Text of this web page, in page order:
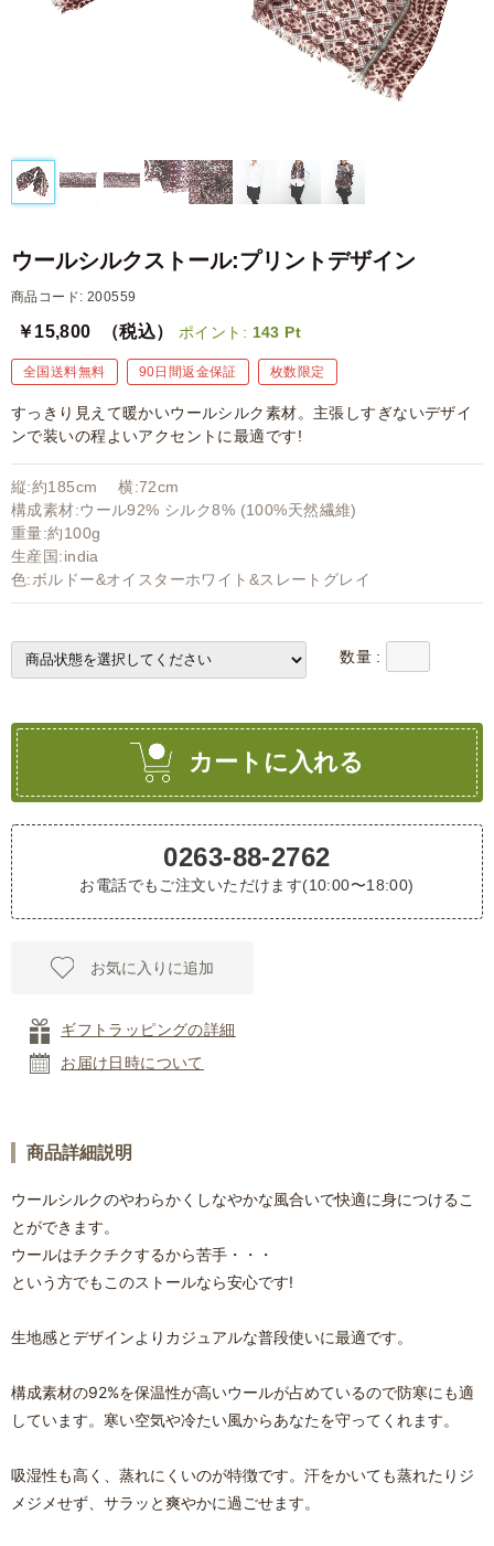
ウールシルクストール:プリントデザイン
商品コード: 200559
￥15,800 （税込） ポイント: 143 Pt
全国送料無料 90日間返金保証 枚数限定
すっきり見えて暖かいウールシルク素材。主張しすぎないデザイ
ンで装いの程よいアクセントに最適です!
縦:約185cm 横:72cm
構成素材:ウール92% シルク8% (100%天然繊維)
重量:約100g
生産国:india
色:ボルドー&オイスターホワイト&スレートグレイ
数量 :
カートに入れる
0263-88-2762
お電話でもご注文いただけます(10:00〜18:00)
お気に入りに追加
ギフトラッピングの詳細
お届け日時について
商品詳細説明
ウールシルクのやわらかくしなやかな風合いで快適に身につけるこ
とができます。
ウールはチクチクするから苦手・・・
という方でもこのストールなら安心です!
生地感とデザインよりカジュアルな普段使いに最適です。
構成素材の92%を保温性が高いウールが占めているので防寒にも適
しています。寒い空気や冷たい風からあなたを守ってくれます。
吸湿性も高く、蒸れにくいのが特徴です。汗をかいても蒸れたりジ
メジメせず、サラッと爽やかに過ごせます。